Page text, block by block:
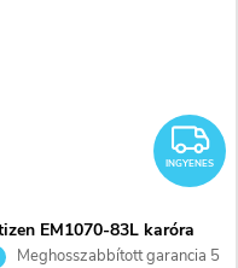
INGYENES
EM1070-83L karóra
Meghosszabbított garancia 5